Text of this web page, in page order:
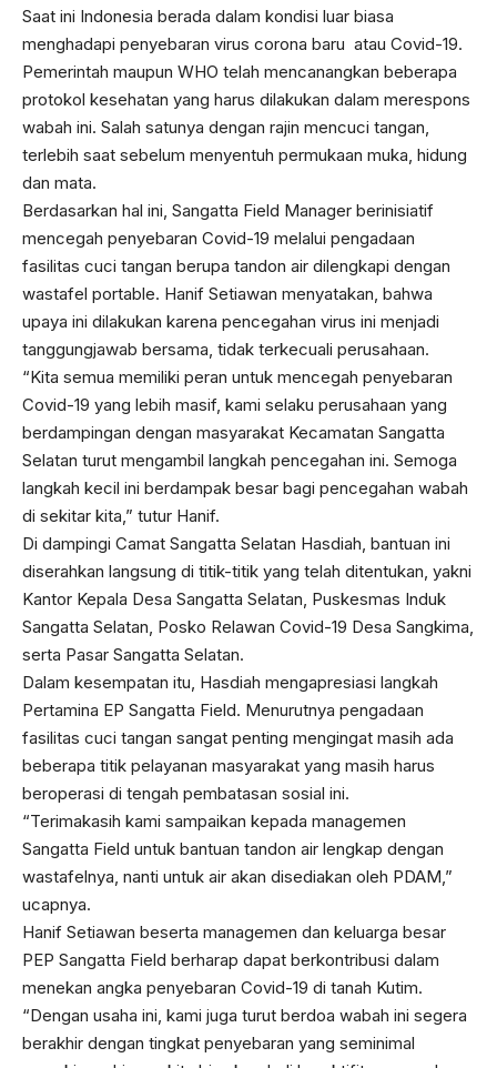
Saat ini Indonesia berada dalam kondisi luar biasa
menghadapi penyebaran virus corona baru atau Covid-19.
Pemerintah maupun WHO telah mencanangkan beberapa
protokol kesehatan yang harus dilakukan dalam merespons
wabah ini. Salah satunya dengan rajin mencuci tangan,
terlebih saat sebelum menyentuh permukaan muka, hidung
dan mata.
Berdasarkan hal ini, Sangatta Field Manager berinisiatif
mencegah penyebaran Covid-19 melalui pengadaan
fasilitas cuci tangan berupa tandon air dilengkapi dengan
wastafel portable. Hanif Setiawan menyatakan, bahwa
upaya ini dilakukan karena pencegahan virus ini menjadi
tanggungjawab bersama, tidak terkecuali perusahaan.
“Kita semua memiliki peran untuk mencegah penyebaran
Covid-19 yang lebih masif, kami selaku perusahaan yang
berdampingan dengan masyarakat Kecamatan Sangatta
Selatan turut mengambil langkah pencegahan ini. Semoga
langkah kecil ini berdampak besar bagi pencegahan wabah
di sekitar kita,” tutur Hanif.
Di dampingi Camat Sangatta Selatan Hasdiah, bantuan ini
diserahkan langsung di titik-titik yang telah ditentukan, yakni
Kantor Kepala Desa Sangatta Selatan, Puskesmas Induk
Sangatta Selatan, Posko Relawan Covid-19 Desa Sangkima,
serta Pasar Sangatta Selatan.
Dalam kesempatan itu, Hasdiah mengapresiasi langkah
Pertamina EP Sangatta Field. Menurutnya pengadaan
fasilitas cuci tangan sangat penting mengingat masih ada
beberapa titik pelayanan masyarakat yang masih harus
beroperasi di tengah pembatasan sosial ini.
“Terimakasih kami sampaikan kepada managemen
Sangatta Field untuk bantuan tandon air lengkap dengan
wastafelnya, nanti untuk air akan disediakan oleh PDAM,”
ucapnya.
Hanif Setiawan beserta managemen dan keluarga besar
PEP Sangatta Field berharap dapat berkontribusi dalam
menekan angka penyebaran Covid-19 di tanah Kutim.
“Dengan usaha ini, kami juga turut berdoa wabah ini segera
berakhir dengan tingkat penyebaran yang seminimal